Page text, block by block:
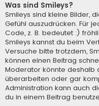
Was sind Smileys?
Smileys sind kleine Bilder,
Gefühl auszudrücken. Für
Code, z. B. bedeutet :)
Smileys kannst du beim
Versuche bitte trotzdem,
können einen Beitrag
Moderator könnte deshalb
überarbeiten oder gar
Administration kann auch
du in einem Beitrag